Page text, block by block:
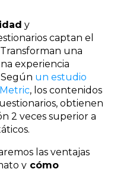
y
captan el
una
experiencia
un estudio
, los contenidos
obtienen
2 veces superior a
las ventajas
ycómo